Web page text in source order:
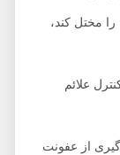
کند،
از عفونت